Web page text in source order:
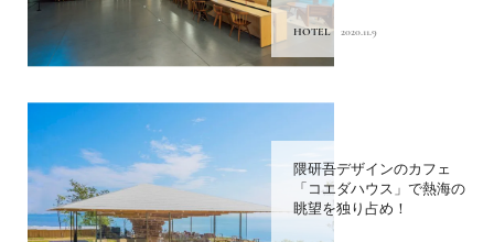
HOTEL 2020.11.9
隈研吾デザインのカフェ
「コエダハウス」で熱海の
眺望を独り占め！